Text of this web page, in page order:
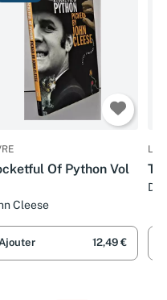
Of Python Vol
Cleese
12,49 €
DK